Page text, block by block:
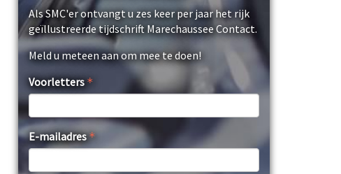
Als SMC'er ontvangt u zes keer per jaar het rijk
geïllustreerde tijdschrift Marechaussee Contact.
Meld u meteen aan om mee te doen!
Voorletters
E-mailadres